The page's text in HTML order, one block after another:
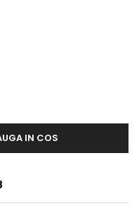
IN COS